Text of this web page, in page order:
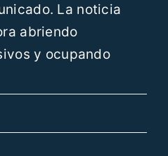
La noticia
abriendo
y ocupando